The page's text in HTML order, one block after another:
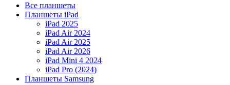
Все планшеты
Планшеты iPad
iPad 2025
iPad Air 2024
iPad Air 2025
iPad Air 2026
iPad Mini 4 2024
iPad Pro (2024)
Планшеты Samsung